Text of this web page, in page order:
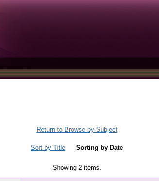
Return to Browse by Subject
Sort by Title Sorting by Date
Showing 2 items.